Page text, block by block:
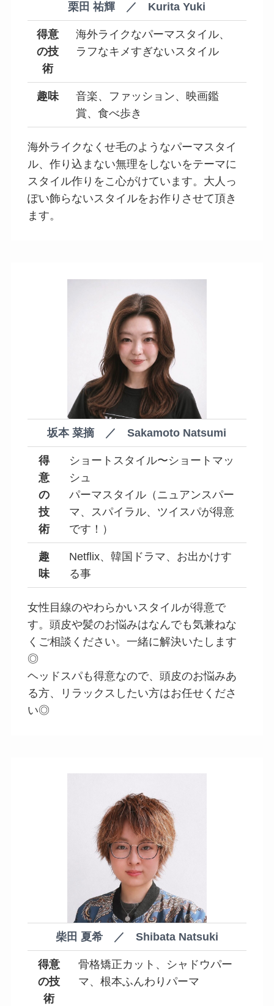
栗田 祐輝 ／ Kurita Yuki
得意
の技
術
海外ライクなパーマスタイル、
ラフなキメすぎないスタイル
趣味
音楽、ファッション、映画鑑
賞、食べ歩き
海外ライクなくせ毛のようなパーマスタイ
ル、作り込まない無理をしないをテーマに
スタイル作りをこ心がけています。大人っ
ぽい飾らないスタイルをお作りさせて頂き
ます。
坂本 菜摘 ／ Sakamoto Natsumi
得
意
の
技
術
ショートスタイル〜ショートマッ
シュ
パーマスタイル（ニュアンスパー
マ、スパイラル、ツイスパが得意
です！）
趣
味
Netflix、韓国ドラマ、お出かけす
る事
女性目線のやわらかいスタイルが得意で
す。頭皮や髪のお悩みはなんでも気兼ねな
くご相談ください。一緒に解決いたします
◎
ヘッドスパも得意なので、頭皮のお悩みあ
る方、リラックスしたい方はお任せくださ
い◎
柴田 夏希 ／ Shibata Natsuki
得意
の技
術
骨格矯正カット、シャドウパー
マ、根本ふんわりパーマ